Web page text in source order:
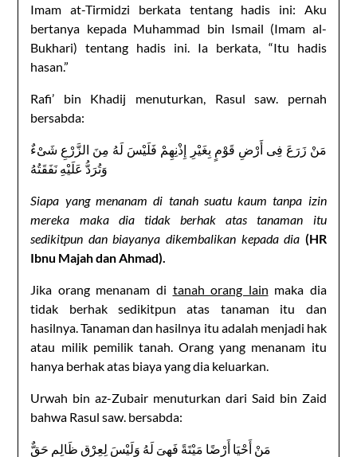
Imam at-Tirmidzi berkata tentang hadis ini: Aku
bertanya kepada Muhammad bin Ismail (Imam al-
Bukhari) tentang hadis ini. Ia berkata, “Itu hadis
hasan.”
Rafi’ bin Khadij menuturkan, Rasul saw. pernah
bersabda:
مَنْ زَرَعَ فِى أَرْضِ قَوْمٍ بِغَيْرِ إِذْنِهِمْ فَلَيْسَ لَهُ مِنَ الزَّرْعِ شَىْءٌ
وَتُرَدُّ عَلَيْهِ نَفَقَتُهُ
Siapa yang menanam di tanah suatu kaum tanpa izin
mereka maka dia tidak berhak atas tanaman itu
sedikitpun dan biayanya dikembalikan kepada dia (HR
Ibnu Majah dan Ahmad).
Jika orang menanam di tanah orang lain maka dia
tidak berhak sedikitpun atas tanaman itu dan
hasilnya. Tanaman dan hasilnya itu adalah menjadi hak
atau milik pemilik tanah. Orang yang menanam itu
hanya berhak atas biaya yang dia keluarkan.
Urwah bin az-Zubair menuturkan dari Said bin Zaid
bahwa Rasul saw. bersabda:
مَنْ أَحْيَا أَرْضًا مَيْتَةً فَهِىَ لَهُ وَلَيْسَ لِعِرْقٍ ظَالِمٍ حَقٌّ